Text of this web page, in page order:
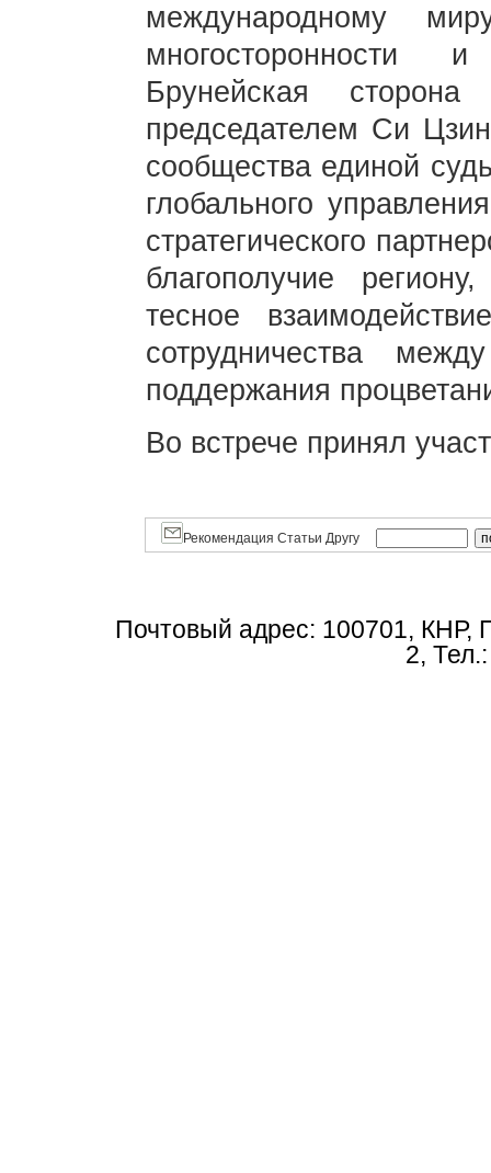
международному
многосторонности
Брунейская
председателем Си
сообщества единой
глобального
стратегического
благополучие
тесное
сотрудничества
поддержания
Во встрече принял
Рекомендация Статьи Другу
Почтовый адрес: 100701, КНР,
2,